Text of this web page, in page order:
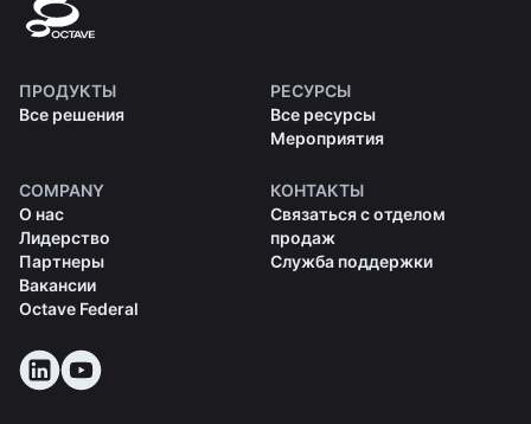
ПРОДУКТЫ
Все решения
РЕСУРСЫ
Все ресурсы
Мероприятия
COMPANY
О нас
Лидерство
Партнеры
Вакансии
Octave Federal
КОНТАКТЫ
Связаться с отделом
продаж
Служба поддержки